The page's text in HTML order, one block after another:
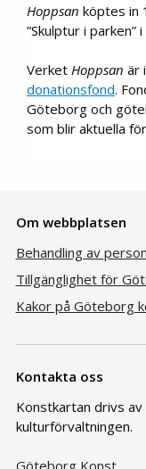
Hoppsan köptes in
”Skulptur i
Verket Hoppsan är
donationsfond.
Göteborg och
som blir aktuella
Om webbplatsen
Behandling av
Tillgänglighet för
Kakor på Göteborg
Kontakta oss
Konstkartan drivs
kulturförvaltningen.